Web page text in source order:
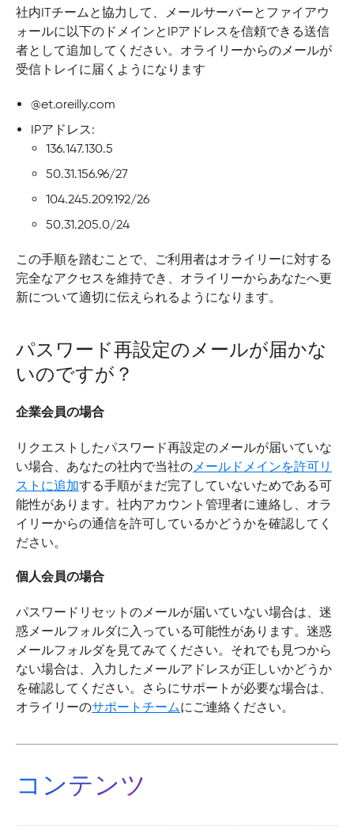
社内ITチームと協力して、メールサーバーとファイアウ
ォールに以下のドメインとIPアドレスを信頼できる送信
者として追加してください。オライリーからのメールが
受信トレイに届くようになります
@et.oreilly.com
IPアドレス:
136.147.130.5
50.31.156.96/27
104.245.209.192/26
50.31.205.0/24
この手順を踏むことで、ご利用者はオライリーに対する
完全なアクセスを維持でき、オライリーからあなたへ更
新について適切に伝えられるようになります。
パスワード再設定のメールが届かな
いのですが？
企業会員の場合
リクエストしたパスワード再設定のメールが届いていな
い場合、あなたの社内で当社のメールドメインを許可リ
ストに追加する手順がまだ完了していないためである可
能性があります。社内アカウント管理者に連絡し、オラ
イリーからの通信を許可しているかどうかを確認してく
ださい。
個人会員の場合
パスワードリセットのメールが届いていない場合は、迷
惑メールフォルダに入っている可能性があります。迷惑
メールフォルダを見てみてください。それでも見つから
ない場合は、入力したメールアドレスが正しいかどうか
を確認してください。さらにサポートが必要な場合は、
オライリーのサポートチームにご連絡ください。
コンテンツ